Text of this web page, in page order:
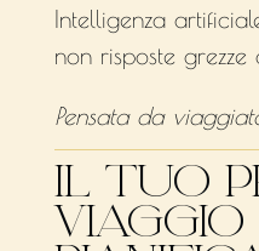
Intelligenza
non risposte grezze
Pensata da
IL TUO
VIAGGIO